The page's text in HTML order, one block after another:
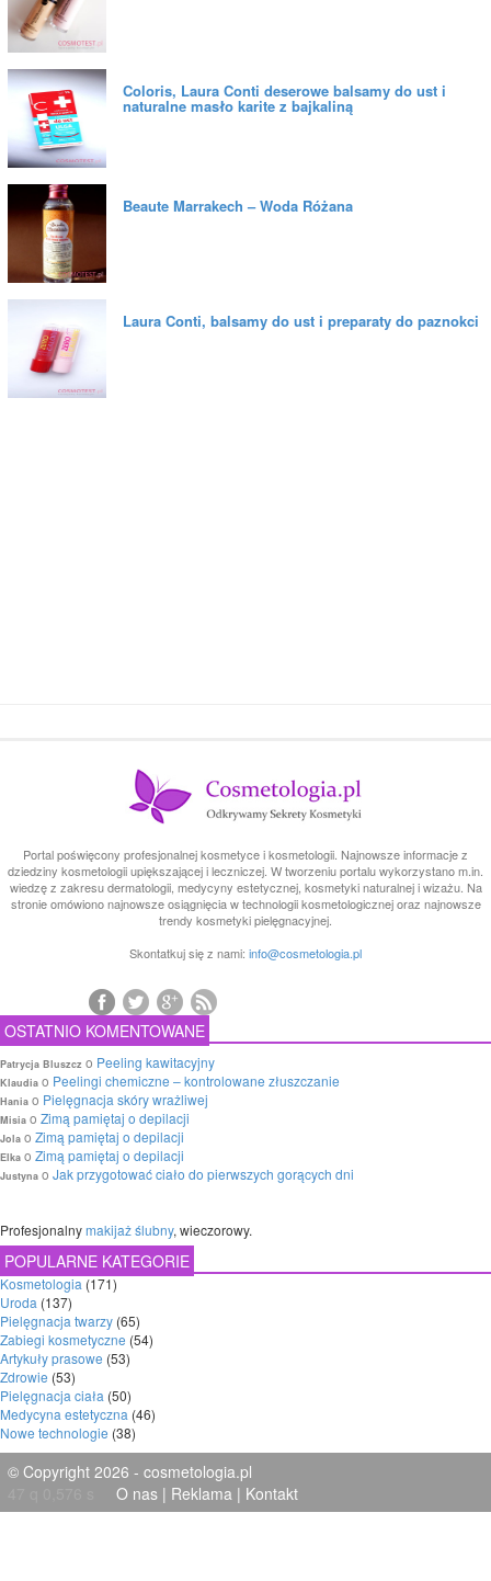
Coloris, Laura Conti deserowe balsamy do ust i
naturalne masło karite z bajkaliną
Beaute Marrakech – Woda Różana
Laura Conti, balsamy do ust i preparaty do paznokci
Portal poświęcony profesjonalnej kosmetyce i kosmetologii. Najnowsze informacje z
dziedziny kosmetologii upiększającej i leczniczej. W tworzeniu portalu wykorzystano m.in.
wiedzę z zakresu dermatologii, medycyny estetycznej, kosmetyki naturalnej i wizażu. Na
stronie omówiono najnowsze osiągnięcia w technologii kosmetologicznej oraz najnowsze
trendy kosmetyki pielęgnacyjnej.
Skontatkuj się z nami: info@cosmetologia.pl
OSTATNIO KOMENTOWANE
Patrycja Bluszcz o Peeling kawitacyjny
Klaudia o Peelingi chemiczne – kontrolowane złuszczanie
Hania o Pielęgnacja skóry wrażliwej
Misia o Zimą pamiętaj o depilacji
Jola o Zimą pamiętaj o depilacji
Elka o Zimą pamiętaj o depilacji
Justyna o Jak przygotować ciało do pierwszych gorących dni
Profesjonalnymakijaż ślubny, wieczorowy.
POPULARNE KATEGORIE
Kosmetologia (171)
Uroda (137)
Pielęgnacja twarzy (65)
Zabiegi kosmetyczne (54)
Artykuły prasowe (53)
Zdrowie (53)
Pielęgnacja ciała (50)
Medycyna estetyczna (46)
Nowe technologie (38)
© Copyright 2026 - cosmetologia.pl
O nas | Reklama | Kontakt